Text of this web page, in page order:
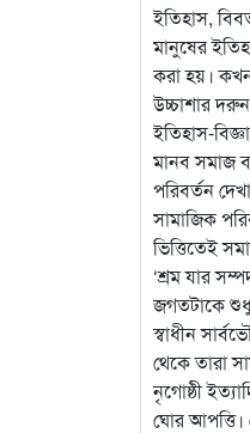
ইতিহাস,
মানুষের
করা হয়।
উচ্চাশার
ইতিহাস-
মানব সমাজ
পরিবর্তন
সামাজিক
ভিত্তিতেই
‘শ্রম যার
জগতটাকে শুধু
স্বাধীন
থেকে তারা
নৃগোষ্ঠী
ঘোর আপত্তি।